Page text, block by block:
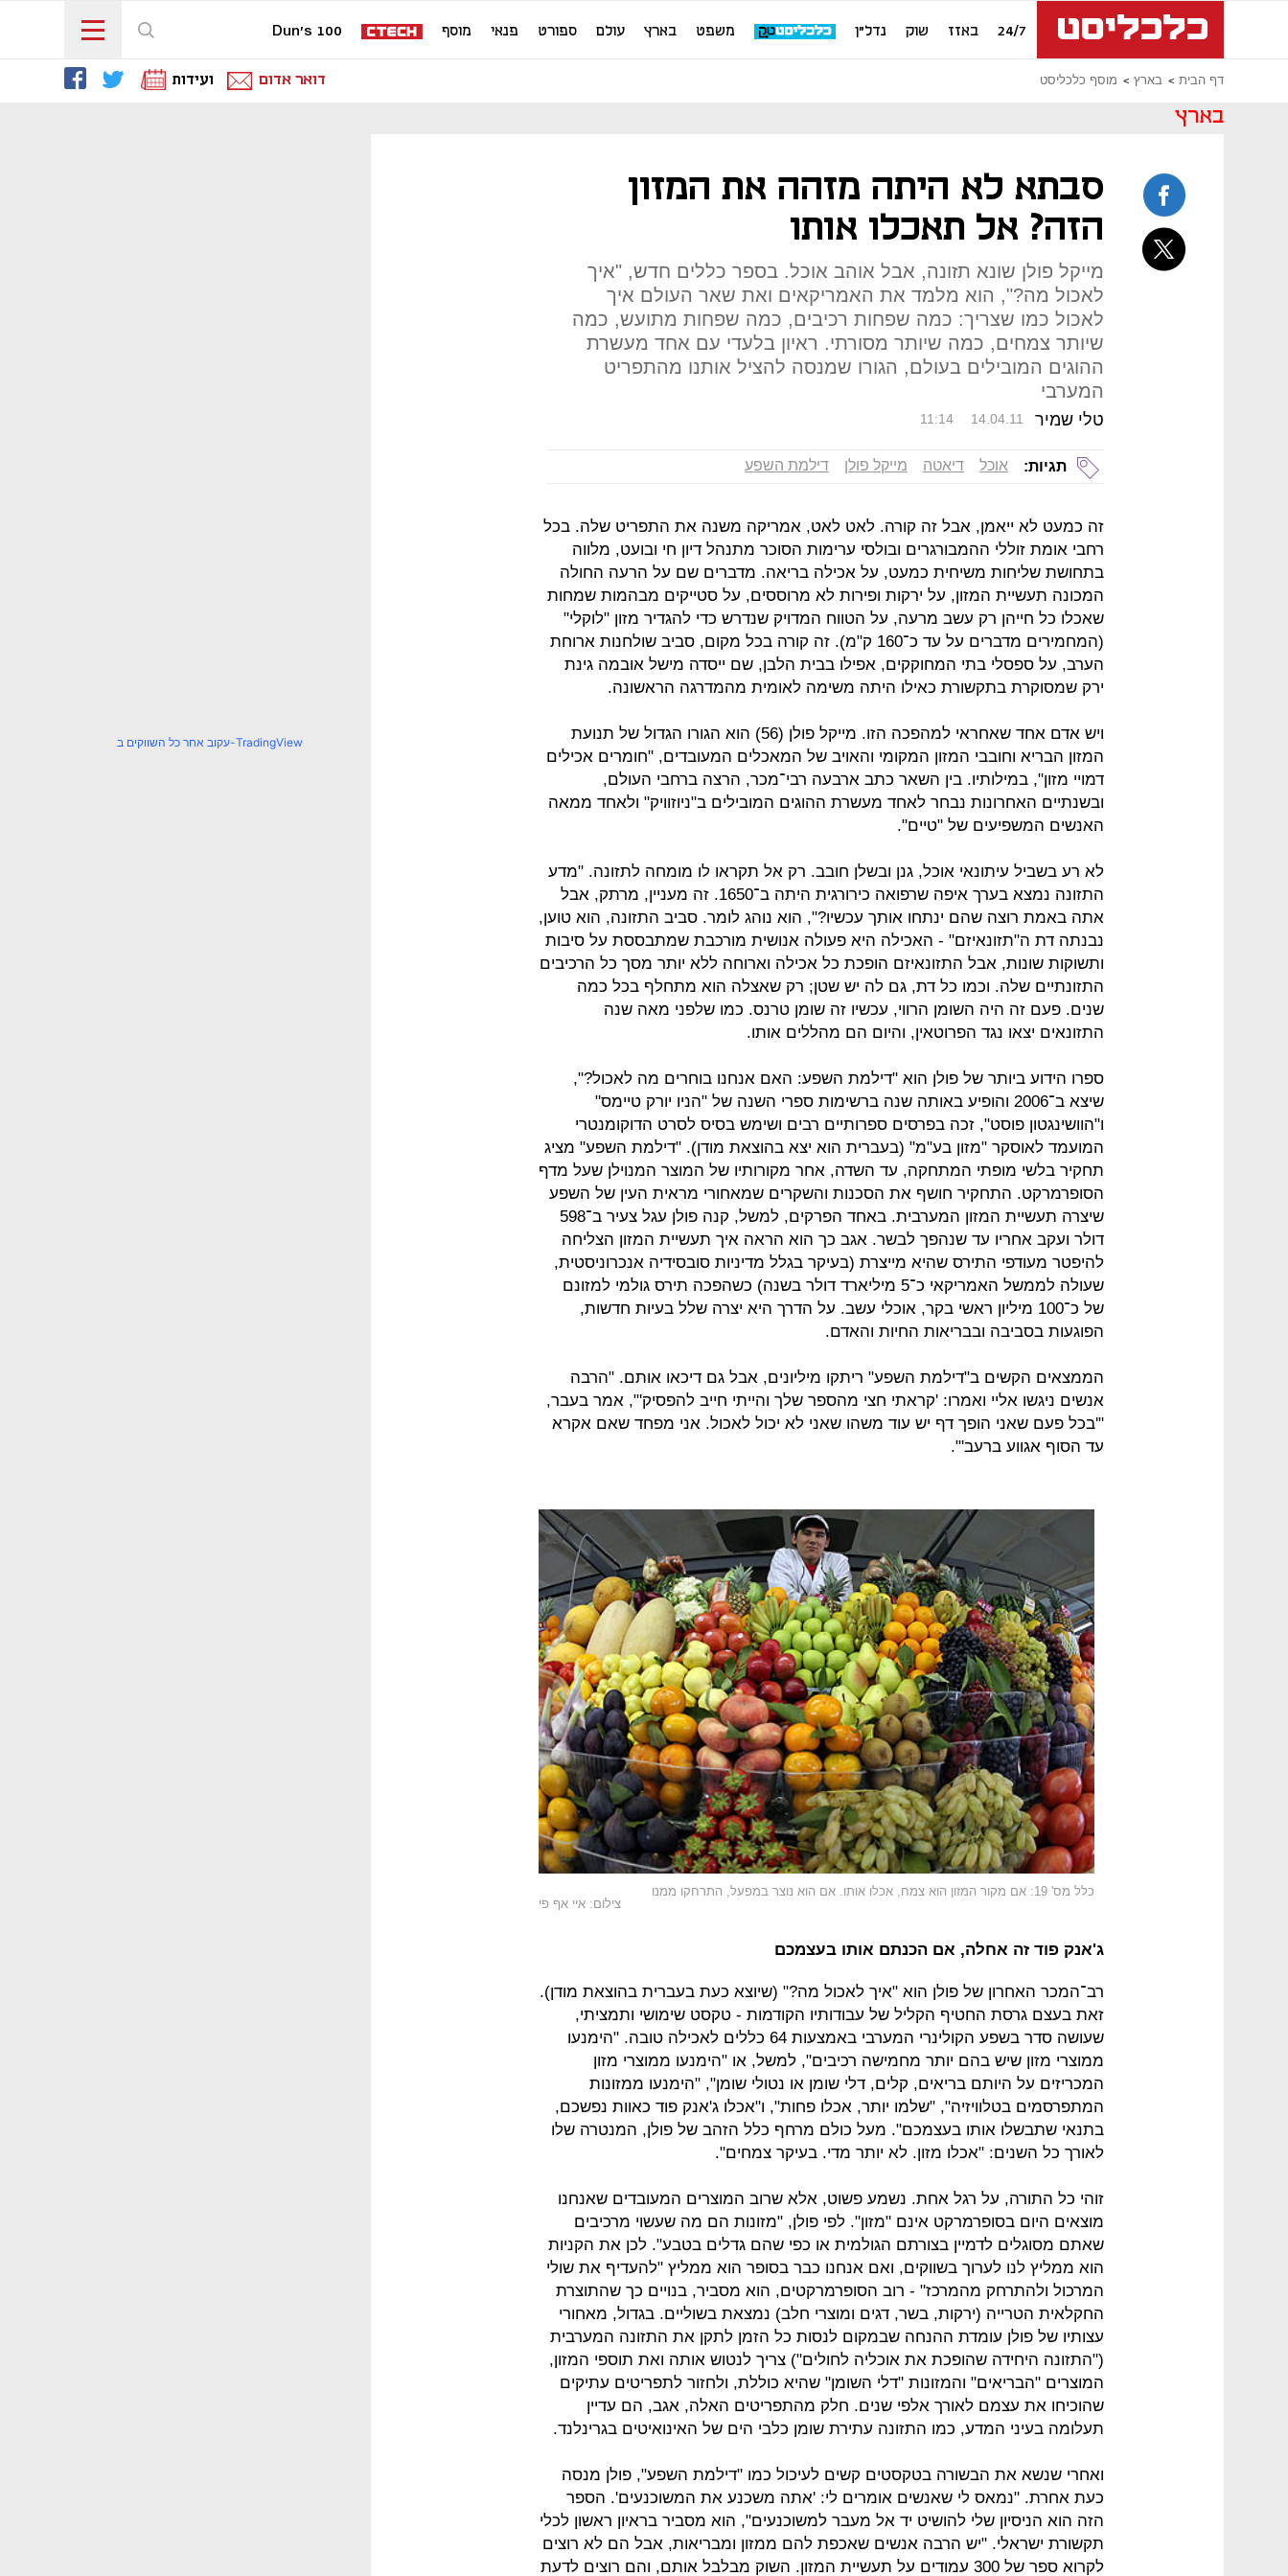
24/7 באזז שוק נדל"ן משפט בארץ עולם ספורט פנאי מוסף Dun's 100
דף הבית בארץ מוסף כלכליסט דואר אדום ועידות
בארץ
סבתא לא היתה מזהה את המזון
הזה? אל תאכלו אותו
מייקל פולן שונא תזונה, אבל אוהב אוכל. בספר כללים חדש, "איך
לאכול מה?", הוא מלמד את האמריקאים ואת שאר העולם איך
לאכול כמו שצריך: כמה שפחות רכיבים, כמה שפחות מתועש, כמה
שיותר צמחים, כמה שיותר מסורתי. ראיון בלעדי עם אחד מעשרת
ההוגים המובילים בעולם, הגורו שמנסה להציל אותנו מהתפריט
המערבי
טלי שמיר 11:14 14.04.11
תגיות: אוכל דיאטה מייקל פולן דילמת השפע
זה כמעט לא ייאמן, אבל זה קורה. לאט לאט, אמריקה משנה את התפריט שלה. בכל
רחבי אומת זוללי ההמבורגרים ובולסי ערימות הסוכר מתנהל דיון חי ובועט, מלווה
בתחושת שליחות משיחית כמעט, על אכילה בריאה. מדברים שם על הרעה החולה
המכונה תעשיית המזון, על ירקות ופירות לא מרוססים, על סטייקים מבהמות שמחות
שאכלו כל חייהן רק עשב מרעה, על הטווח המדויק שנדרש כדי להגדיר מזון "לוקלי"
(המחמירים מדברים על עד כ־160 ק"מ). זה קורה בכל מקום, סביב שולחנות ארוחת
הערב, על ספסלי בתי המחוקקים, אפילו בבית הלבן, שם ייסדה מישל אובמה גינת
ירק שמסוקרת בתקשורת כאילו היתה משימה לאומית מהמדרגה הראשונה.
ויש אדם אחד שאחראי למהפכה הזו. מייקל פולן (56) הוא הגורו הגדול של תנועת
המזון הבריא וחובבי המזון המקומי והאויב של המאכלים המעובדים, "חומרים אכילים
דמויי מזון", במילותיו. בין השאר כתב ארבעה רבי־מכר, הרצה ברחבי העולם,
ובשנתיים האחרונות נבחר לאחד מעשרת ההוגים המובילים ב"ניוזוויק" ולאחד ממאה
האנשים המשפיעים של "טיים".
לא רע בשביל עיתונאי אוכל, גנן ובשלן חובב. רק אל תקראו לו מומחה לתזונה. "מדע
התזונה נמצא בערך איפה שרפואה כירורגית היתה ב־1650. זה מעניין, מרתק, אבל
אתה באמת רוצה שהם ינתחו אותך עכשיו?", הוא נוהג לומר. סביב התזונה, הוא טוען,
נבנתה דת ה"תזונאיזם" - האכילה היא פעולה אנושית מורכבת שמתבססת על סיבות
ותשוקות שונות, אבל התזונאיזם הופכת כל אכילה וארוחה ללא יותר מסך כל הרכיבים
התזונתיים שלה. וכמו כל דת, גם לה יש שטן; רק שאצלה הוא מתחלף בכל כמה
שנים. פעם זה היה השומן הרווי, עכשיו זה שומן טרנס. כמו שלפני מאה שנה
התזונאים יצאו נגד הפרוטאין, והיום הם מהללים אותו.
ספרו הידוע ביותר של פולן הוא "דילמת השפע: האם אנחנו בוחרים מה לאכול?",
שיצא ב־2006 והופיע באותה שנה ברשימות ספרי השנה של "הניו יורק טיימס"
ו"הוושינגטון פוסט", זכה בפרסים ספרותיים רבים ושימש בסיס לסרט הדוקומנטרי
המועמד לאוסקר "מזון בע"מ" (בעברית הוא יצא בהוצאת מודן). "דילמת השפע" מציג
תחקיר בלשי מופתי המתחקה, עד השדה, אחר מקורותיו של המוצר המנוילן שעל מדף
הסופרמרקט. התחקיר חושף את הסכנות והשקרים שמאחורי מראית העין של השפע
שיצרה תעשיית המזון המערבית. באחד הפרקים, למשל, קנה פולן עגל צעיר ב־598
דולר ועקב אחריו עד שנהפך לבשר. אגב כך הוא הראה איך תעשיית המזון הצליחה
להיפטר מעודפי התירס שהיא מייצרת (בעיקר בגלל מדיניות סובסידיה אנכרוניסטית,
שעולה לממשל האמריקאי כ־5 מיליארד דולר בשנה) כשהפכה תירס גולמי למזונם
של כ־100 מיליון ראשי בקר, אוכלי עשב. על הדרך היא יצרה שלל בעיות חדשות,
הפוגעות בסביבה ובבריאות החיות והאדם.
הממצאים הקשים ב"דילמת השפע" ריתקו מיליונים, אבל גם דיכאו אותם. "הרבה
אנשים ניגשו אליי ואמרו: 'קראתי חצי מהספר שלך והייתי חייב להפסיק'", אמר בעבר,
"'בכל פעם שאני הופך דף יש עוד משהו שאני לא יכול לאכול. אני מפחד שאם אקרא
עד הסוף אגווע ברעב'".
כלל מס' 19: אם מקור המזון הוא צמח, אכלו אותו. אם הוא נוצר במפעל, התרחקו ממנו
צילום: איי אף פי
ג'אנק פוד זה אחלה, אם הכנתם אותו בעצמכם
רב־המכר האחרון של פולן הוא "איך לאכול מה?" (שיוצא כעת בעברית בהוצאת מודן).
זאת בעצם גרסת החטיף הקליל של עבודותיו הקודמות - טקסט שימושי ותמציתי,
שעושה סדר בשפע הקולינרי המערבי באמצעות 64 כללים לאכילה טובה. "הימנעו
ממוצרי מזון שיש בהם יותר מחמישה רכיבים", למשל, או "הימנעו ממוצרי מזון
המכריזים על היותם בריאים, קלים, דלי שומן או נטולי שומן", "הימנעו ממזונות
המתפרסמים בטלוויזיה", "שלמו יותר, אכלו פחות", ו"אכלו ג'אנק פוד כאוות נפשכם,
בתנאי שתבשלו אותו בעצמכם". מעל כולם מרחף כלל הזהב של פולן, המנטרה שלו
לאורך כל השנים: "אכלו מזון. לא יותר מדי. בעיקר צמחים".
זוהי כל התורה, על רגל אחת. נשמע פשוט, אלא שרוב המוצרים המעובדים שאנחנו
מוצאים היום בסופרמרקט אינם "מזון". לפי פולן, "מזונות הם מה שעשוי מרכיבים
שאתם מסוגלים לדמיין בצורתם הגולמית או כפי שהם גדלים בטבע". לכן את הקניות
הוא ממליץ לנו לערוך בשווקים, ואם אנחנו כבר בסופר הוא ממליץ "להעדיף את שולי
המרכול ולהתרחק מהמרכז" - רוב הסופרמרקטים, הוא מסביר, בנויים כך שהתוצרת
החקלאית הטרייה (ירקות, בשר, דגים ומוצרי חלב) נמצאת בשוליים. בגדול, מאחורי
עצותיו של פולן עומדת ההנחה שבמקום לנסות כל הזמן לתקן את התזונה המערבית
("התזונה היחידה שהופכת את אוכליה לחולים") צריך לנטוש אותה ואת תוספי המזון,
המוצרים "הבריאים" והמזונות "דלי השומן" שהיא כוללת, ולחזור לתפריטים עתיקים
שהוכיחו את עצמם לאורך אלפי שנים. חלק מהתפריטים האלה, אגב, הם עדיין
תעלומה בעיני המדע, כמו התזונה עתירת שומן כלבי הים של האינואיטים בגרינלנד.
ואחרי שנשא את הבשורה בטקסטים קשים לעיכול כמו "דילמת השפע", פולן מנסה
כעת אחרת. "נמאס לי שאנשים אומרים לי: 'אתה משכנע את המשוכנעים'. הספר
הזה הוא הניסיון שלי להושיט יד אל מעבר למשוכנעים", הוא מסביר בראיון ראשון לכלי
תקשורת ישראלי. "יש הרבה אנשים שאכפת להם ממזון ומבריאות, אבל הם לא רוצים
לקרוא ספר של 300 עמודים על תעשיית המזון. השוק מבלבל אותם, והם רוצים לדעת
עקוב אחר כל השווקים ב-TradingView